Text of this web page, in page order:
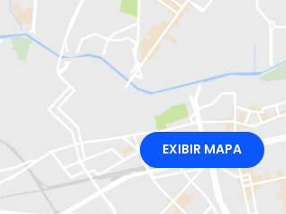
EXIBIR MAPA